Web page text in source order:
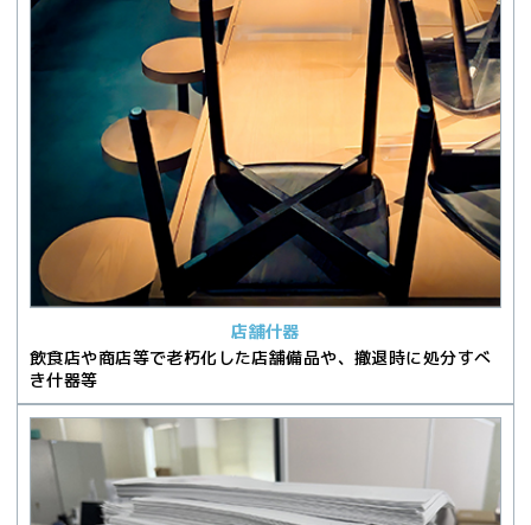
店舗什器
飲食店や商店等で老朽化した店舗備品や、撤退時に処分すべ
き什器等